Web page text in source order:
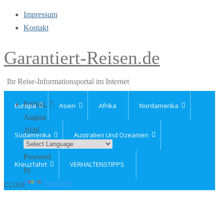
Impressum
Kontakt
Garantiert-Reisen.de
Ihr Reise-Informationsportal im Internet
Freitag, 7.
August
2026
Powered
by
Translate
Europa Asien Afrika Nordamerika
Südamerika Australien Und Ozeanien
Kreuzfahrt VERHALTENSTIPPS
CLOSE